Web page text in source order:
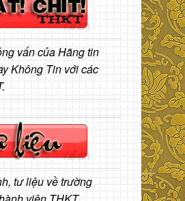
vấn của Hãng tin
Không Tin với các
tư liệu về trường